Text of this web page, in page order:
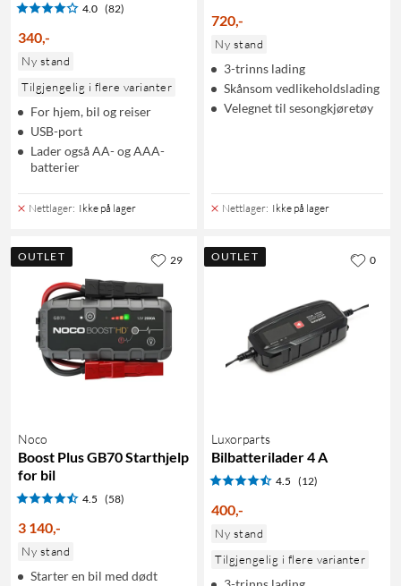
4.0 (82)
340,-
Ny stand
Tilgjengelig i flere varianter
For hjem, bil og reiser
USB-port
Lader også AA- og AAA-
batterier
Nettlager: Ikke på lager
720,-
Ny stand
3-trinns lading
Skånsom vedlikeholdslading
Velegnet til sesongkjøretøy
Nettlager: Ikke på lager
OUTLET
Noco
Boost Plus GB70 Starthjelp
for bil
4.5 (58)
3 140,-
Ny stand
Starter en bil med dødt
29 OUTLET
Luxorparts
Bilbatterilader 4 A
4.5 (12)
400,-
Ny stand
Tilgjengelig i flere varianter
0